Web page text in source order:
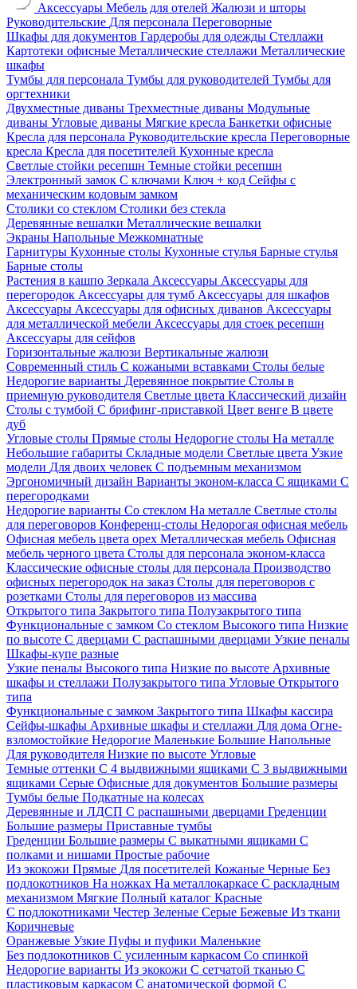
Аксессуары Мебель для отелей Жалюзи и шторы
Руководительские Для персонала Переговорные
Шкафы для документов Гардеробы для одежды Стеллажи
Картотеки офисные Металлические стеллажи Металлические
шкафы
Тумбы для персонала Тумбы для руководителей Тумбы для
оргтехники
Двухместные диваны Трехместные диваны Модульные
диваны Угловые диваны Мягкие кресла Банкетки офисные
Кресла для персонала Руководительские кресла Переговорные
кресла Кресла для посетителей Кухонные кресла
Светлые стойки ресепшн Темные стойки ресепшн
Электронный замок С ключами Ключ + код Сейфы с
механическим кодовым замком
Столики со стеклом Столики без стекла
Деревянные вешалки Металлические вешалки
Экраны Напольные Межкомнатные
Гарнитуры Кухонные столы Кухонные стулья Барные стулья
Барные столы
Растения в кашпо Зеркала Аксессуары Аксессуары для
перегородок Аксессуары для тумб Аксессуары для шкафов
Аксессуары Аксессуары для офисных диванов Аксессуары
для металлической мебели Аксессуары для стоек ресепшн
Аксессуары для сейфов
Горизонтальные жалюзи Вертикальные жалюзи
Современный стиль С кожаными вставками Столы белые
Недорогие варианты Деревянное покрытие Столы в
приемную руководителя Светлые цвета Классический дизайн
Столы с тумбой С брифинг-приставкой Цвет венге В цвете
дуб
Угловые столы Прямые столы Недорогие столы На металле
Небольшие габариты Складные модели Светлые цвета Узкие
модели Для двоих человек С подъемным механизмом
Эргономичный дизайн Варианты эконом-класса С ящиками С
перегородками
Недорогие варианты Со стеклом На металле Светлые столы
для переговоров Конференц-столы Недорогая офисная мебель
Офисная мебель цвета орех Металлическая мебель Офисная
мебель черного цвета Столы для персонала эконом-класса
Классические офисные столы для персонала Производство
офисных перегородок на заказ Столы для переговоров с
розетками Столы для переговоров из массива
Открытого типа Закрытого типа Полузакрытого типа
Функциональные с замком Со стеклом Высокого типа Низкие
по высоте С дверцами С распашными дверцами Узкие пеналы
Шкафы-купе разные
Узкие пеналы Высокого типа Низкие по высоте Архивные
шкафы и стеллажи Полузакрытого типа Угловые Открытого
типа
Функциональные с замком Закрытого типа Шкафы кассира
Сейфы-шкафы Архивные шкафы и стеллажи Для дома Огне-
взломостойкие Недорогие Маленькие Большие Напольные
Для руководителя Низкие по высоте Угловые
Темные оттенки С 4 выдвижными ящиками С 3 выдвижными
ящиками Серые Офисные для документов Большие размеры
Тумбы белые Подкатные на колесах
Деревянные и ЛДСП С распашными дверцами Греденции
Большие размеры Приставные тумбы
Греденции Большие размеры С выкатными ящиками С
полками и нишами Простые рабочие
Из экокожи Прямые Для посетителей Кожаные Черные Без
подлокотников На ножках На металлокаркасе С раскладным
механизмом Мягкие Полный каталог Красные
С подлокотниками Честер Зеленые Серые Бежевые Из ткани
Коричневые
Оранжевые Узкие Пуфы и пуфики Маленькие
Без подлокотников С усиленным каркасом Со спинкой
Недорогие варианты Из экокожи С сетчатой тканью С
пластиковым каркасом С анатомической формой С